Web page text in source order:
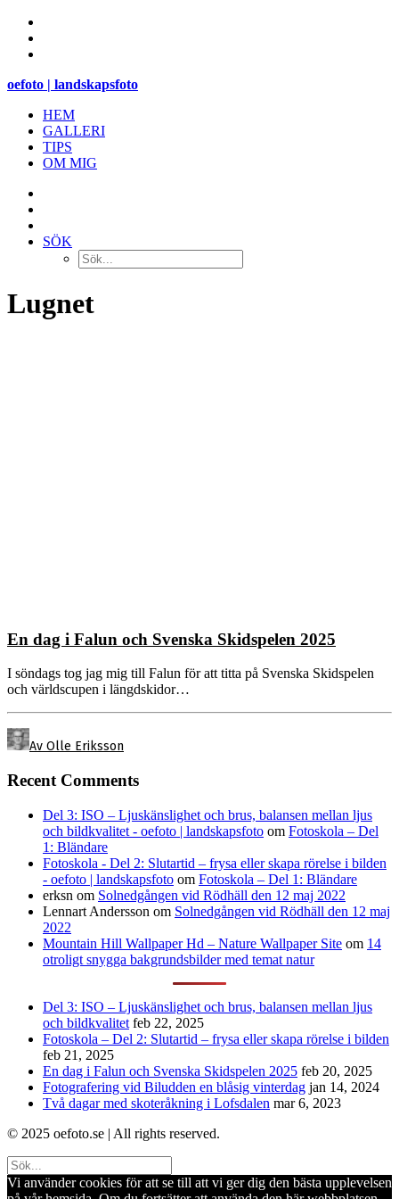
oefoto | landskapsfoto
HEM
GALLERI
TIPS
OM MIG
SÖK
Lugnet
En dag i Falun och Svenska Skidspelen 2025
I söndags tog jag mig till Falun för att titta på Svenska Skidspelen
och världscupen i längdskidor…
Av Olle Eriksson
Recent Comments
Del 3: ISO – Ljuskänslighet och brus, balansen mellan ljus
och bildkvalitet - oefoto | landskapsfoto om Fotoskola – Del
1: Bländare
Fotoskola - Del 2: Slutartid – frysa eller skapa rörelse i bilden
- oefoto | landskapsfoto om Fotoskola – Del 1: Bländare
erksn om Solnedgången vid Rödhäll den 12 maj 2022
Lennart Andersson om Solnedgången vid Rödhäll den 12 maj
2022
Mountain Hill Wallpaper Hd – Nature Wallpaper Site om 14
otroligt snygga bakgrundsbilder med temat natur
Del 3: ISO – Ljuskänslighet och brus, balansen mellan ljus
och bildkvalitet feb 22, 2025
Fotoskola – Del 2: Slutartid – frysa eller skapa rörelse i bilden
feb 21, 2025
En dag i Falun och Svenska Skidspelen 2025 feb 20, 2025
Fotografering vid Biludden en blåsig vinterdag jan 14, 2024
Två dagar med skoteråkning i Lofsdalen mar 6, 2023
© 2025 oefoto.se | All rights reserved.
Vi använder cookies för att se till att vi ger dig den bästa upplevelsen